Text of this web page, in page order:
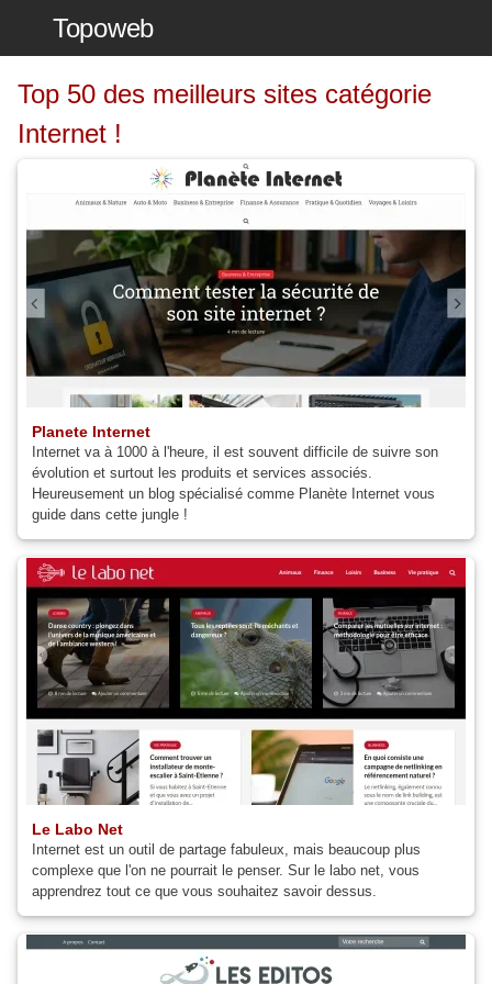
Topoweb
Top 50 des meilleurs sites catégorie
Internet !
Planete Internet
Internet va à 1000 à l'heure, il est souvent difficile de suivre son
évolution et surtout les produits et services associés.
Heureusement un blog spécialisé comme Planète Internet vous
guide dans cette jungle !
Le Labo Net
Internet est un outil de partage fabuleux, mais beaucoup plus
complexe que l'on ne pourrait le penser. Sur le labo net, vous
apprendrez tout ce que vous souhaitez savoir dessus.